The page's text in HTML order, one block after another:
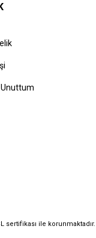
sertifikası ile korunmaktadır.